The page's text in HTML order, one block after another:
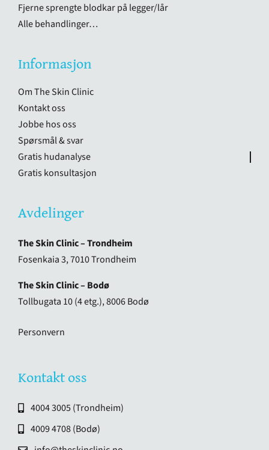
Fjerne sprengte blodkar på legger/lår
Alle behandlinger…
Informasjon
Om The Skin Clinic
Kontakt oss
Jobbe hos oss
Spørsmål & svar
Gratis hudanalyse
Gratis konsultasjon
Avdelinger
The Skin Clinic – Trondheim
Fosenkaia 3, 7010 Trondheim
The Skin Clinic – Bodø
Tollbugata 10 (4 etg.), 8006 Bodø
Personvern
Kontakt oss
4004 3005 (Trondheim)
4009 4708 (Bodø)